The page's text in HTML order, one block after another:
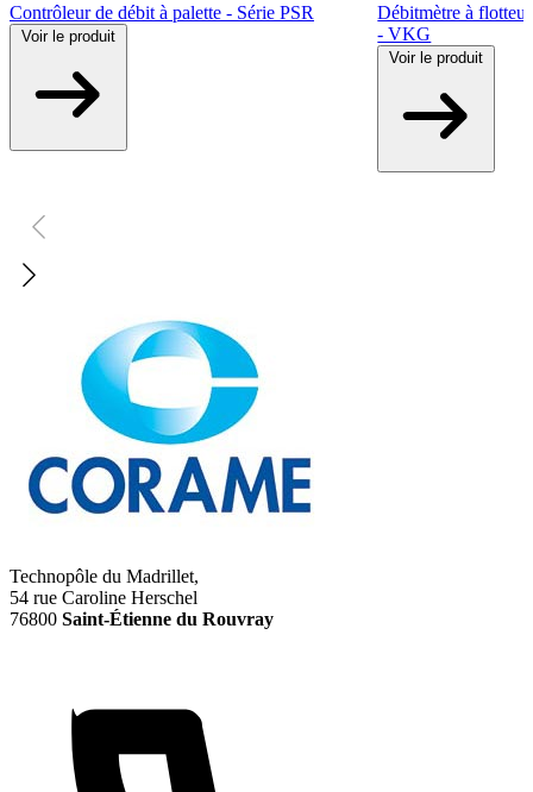
Contrôleur de débit à palette - Série PSR
Voir le produit
Débitmètre à
- VKG
Voir le produit
Technopôle du Madrillet,
54 rue Caroline Herschel
76800 Saint-Étienne du Rouvray